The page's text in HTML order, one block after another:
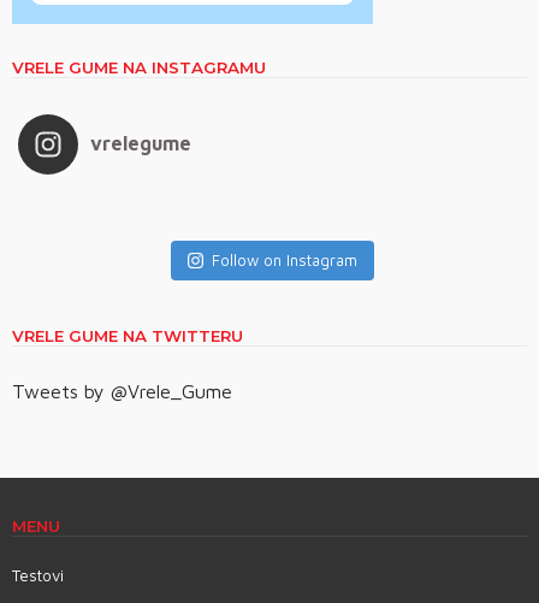
VRELE GUME NA INSTAGRAMU
vrelegume
Follow on Instagram
VRELE GUME NA TWITTERU
Tweets by @Vrele_Gume
MENU
Testovi